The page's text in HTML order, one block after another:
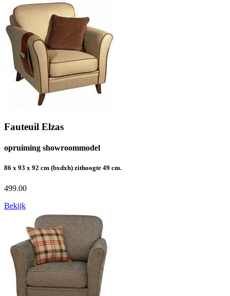
Fauteuil Elzas
opruiming showroommodel
86 x 93 x 92 cm (bxdxh) zithoogte 49 cm.
499.00
Bekijk